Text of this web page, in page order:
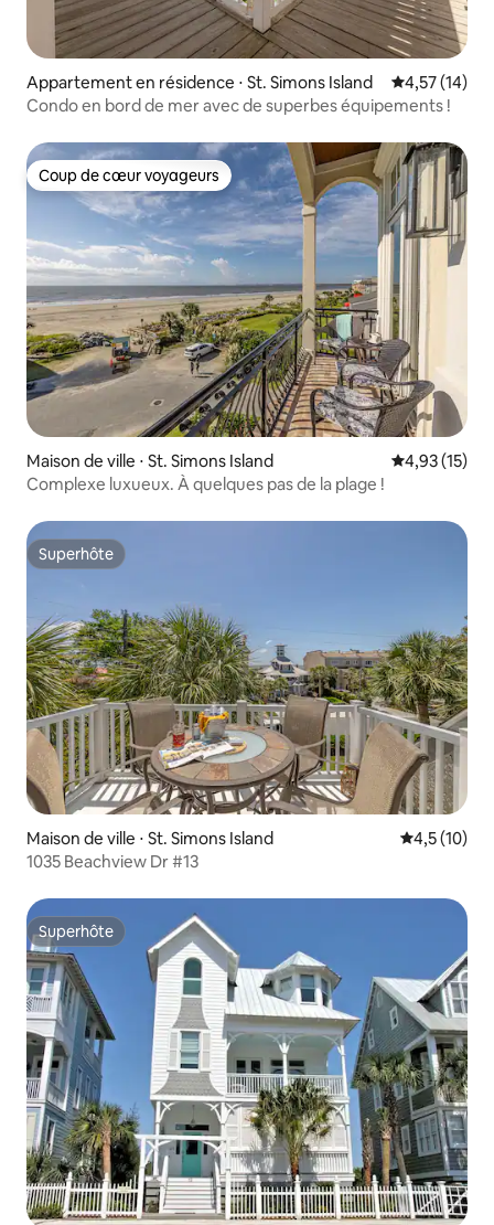
Appartement en résidence ⋅ St. Simons Island Évaluation
4,57 (14)
Condo en bord de mer avec de superbes équipements !
Coup de cœur voyageurs
Coup de cœur voyageurs
Maison de ville ⋅ St. Simons Island Évaluation
4,93 (15)
Complexe luxueux. À quelques pas de la plage !
Superhôte
Superhôte
Maison de ville ⋅ St. Simons Island Évaluation
4,5 (10)
1035 Beachview Dr #13
Superhôte
Superhôte